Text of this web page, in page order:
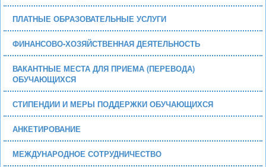
ПЛАТНЫЕ ОБРАЗОВАТЕЛЬНЫЕ УСЛУГИ
ФИНАНСОВО-ХОЗЯЙСТВЕННАЯ ДЕЯТЕЛЬНОСТЬ
ВАКАНТНЫЕ МЕСТА ДЛЯ ПРИЕМА (ПЕРЕВОДА)
ОБУЧАЮЩИХСЯ
СТИПЕНДИИ И МЕРЫ ПОДДЕРЖКИ ОБУЧАЮЩИХСЯ
АНКЕТИРОВАНИЕ
МЕЖДУНАРОДНОЕ СОТРУДНИЧЕСТВО